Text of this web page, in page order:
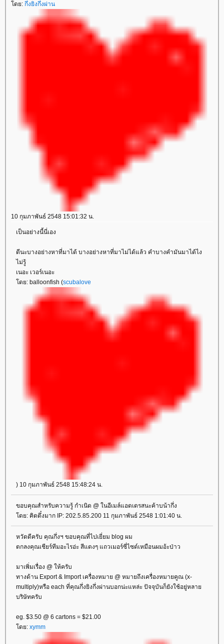
ดย: กึ่งยิงกึ่งผ่าน
10 กุมภาพันธ์ 2548 15:01:32 น.
เป็นอย่างนี้นี่เอง
ดีนะบางอย่างหาที่มาได้ บางอย่างหาที่มาไม่ได้แล้ว คำบางคำมันมาได้ไง
ไม่รู้
เนอะ เวอร์เนอะ
ดย: balloonfish (scubalove
) 10 กุมภาพันธ์ 2548 15:48:24 น.
ขอบคุณสำหรับความรู้ กำเนิด @ ในอีเมล์แอดเดรสนะค้าบน้ากึ่ง
ดย: คิดตึ๋งมาก IP: 202.5.85.200 11 กุมภาพันธ์ 2548 1:01:40 น.
หวัดดีครับ คุณกึ่งฯ ขอบคุณที่ไปเยี่ยม blog ผม
ตกลงคุณเชียร์ทีมอะไรอ่ะ สีแดงๆ แถวเมอร์ซี่ไซด์เหมือนผมอ้ะป่าว
มาเพิ่มเรื่อง @ ให้ครับ
ทางด้าน Export & Import เครื่องหมาย @ หมายถึงเครื่องหมายคูณ (x-
multiply)หรือ each ที่คุณกึ่งยิงกึ่งผ่านบอกน่ะแหล่ะ ปัจจุบันก็ยังใช้อยู่หลา
บริษัทครับ
eg. $3.50 @ 6 cartons = $21.00
ดย: xymm